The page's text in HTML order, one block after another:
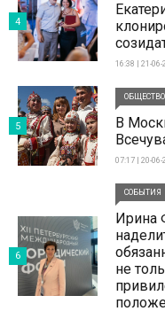
16:38 | 21-06-
4
ОБЩЕСТВО
В
07:17 | 20-06-
5
СОБЫТИЯ
Ирина
не
6